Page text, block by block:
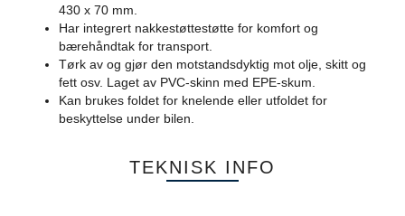
430 x 70 mm.
Har integrert nakkestøttestøtte for komfort og
bærehåndtak for transport.
Tørk av og gjør den motstandsdyktig mot olje, skitt og
fett osv. Laget av PVC-skinn med EPE-skum.
Kan brukes foldet for knelende eller utfoldet for
beskyttelse under bilen.
TEKNISK INFO